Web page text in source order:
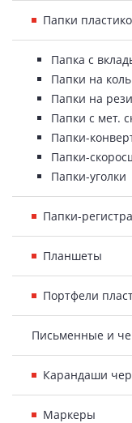
Папки
Папка с
Папки на
Папки на
Папки с мет.
Папки-
Папки-
Папки-уголки
Папки-
Планшеты
Портфели
Письменные и
Карандаши
Маркеры